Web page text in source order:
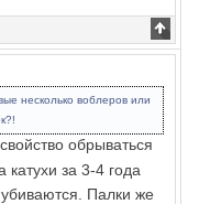
несколько воблеров или
обрываться
катухи за 3-4 года
Палки же